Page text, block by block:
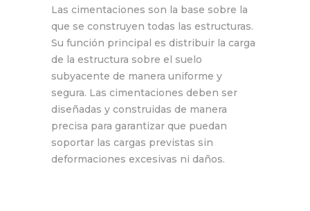
Las cimentaciones son la base sobre la
que se construyen todas las estructuras.
Su función principal es distribuir la carga
de la estructura sobre el suelo
subyacente de manera uniforme y
segura. Las cimentaciones deben ser
diseñadas y construidas de manera
precisa para garantizar que puedan
soportar las cargas previstas sin
deformaciones excesivas ni daños.